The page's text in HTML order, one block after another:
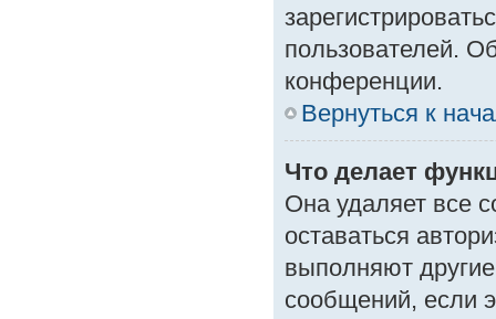
пользователей.
конференции.
Вернуться к
Что делает
Она удаляет все
оставаться
выполняют
сообщений, если